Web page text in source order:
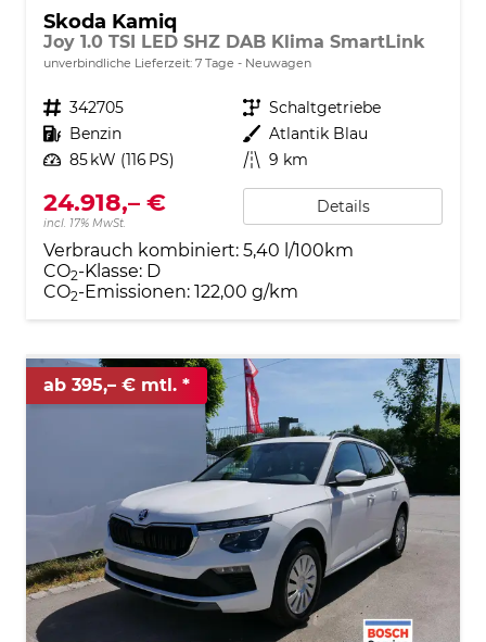
Skoda Kamiq
Joy 1.0 TSI LED SHZ DAB Klima SmartLink
unverbindliche Lieferzeit: 7 Tage Neuwagen
Fahrzeugnr. 342705 Getriebe Schaltgetriebe
Kraftstoff Benzin Außenfarbe Atlantik Blau
Leistung 85 kW (116 PS) Kilometerstand 9 km
24.918,– €
incl. 17% MwSt.
Details
Verbrauch kombiniert: 5,40 l/100km
CO2-Klasse: D
CO2-Emissionen: 122,00 g/km
ab 395,– € mtl.